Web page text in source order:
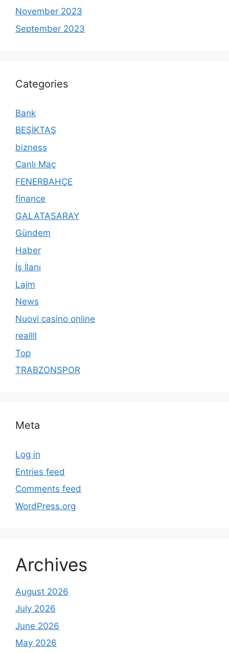
November 2023
September 2023
Categories
Bank
BEŞİKTAŞ
bizness
Canlı Maç
FENERBAHÇE
finance
GALATASARAY
Gündem
Haber
İş İlanı
Lajm
News
Nuovi casino online
reallll
Top
TRABZONSPOR
Meta
Log in
Entries feed
Comments feed
WordPress.org
Archives
August 2026
July 2026
June 2026
May 2026